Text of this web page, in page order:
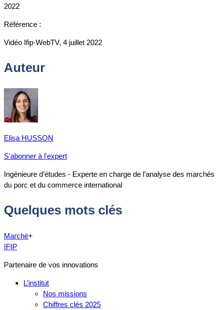
2022
Référence :
Vidéo Ifip-WebTV, 4 juillet 2022
Auteur
Elisa HUSSON
S'abonner à l'expert
Ingénieure d’études - Experte en charge de l’analyse des marchés
du porc et du commerce international
Quelques mots clés
Marché+
IFIP
Partenaire de vos innovations
L’institut
Nos missions
Chiffres clés 2025